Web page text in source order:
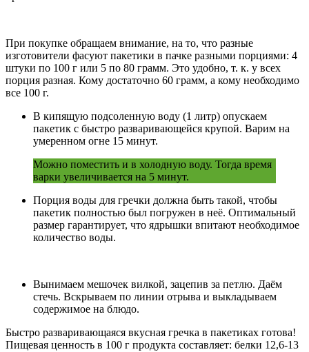
При покупке обращаем внимание, на то, что разные
изготовители фасуют пакетики в пачке разными порциями: 4
штуки по 100 г или 5 по 80 грамм. Это удобно, т. к. у всех
порция разная. Кому достаточно 60 грамм, а кому необходимо
все 100 г.
В кипящую подсоленную воду (1 литр) опускаем
пакетик с быстро разваривающейся крупой. Варим на
умеренном огне 15 минут.
Можно поместить и в холодную воду. Тогда время
варки увеличивается на 5 минут.
Порция воды для гречки должна быть такой, чтобы
пакетик полностью был погружен в неё. Оптимальный
размер гарантирует, что ядрышки впитают необходимое
количество воды.
Вынимаем мешочек вилкой, зацепив за петлю. Даём
стечь. Вскрываем по линии отрыва и выкладываем
содержимое на блюдо.
Быстро разваривающаяся вкусная гречка в пакетиках готова!
Пищевая ценность в 100 г продукта составляет: белки 12,6-13